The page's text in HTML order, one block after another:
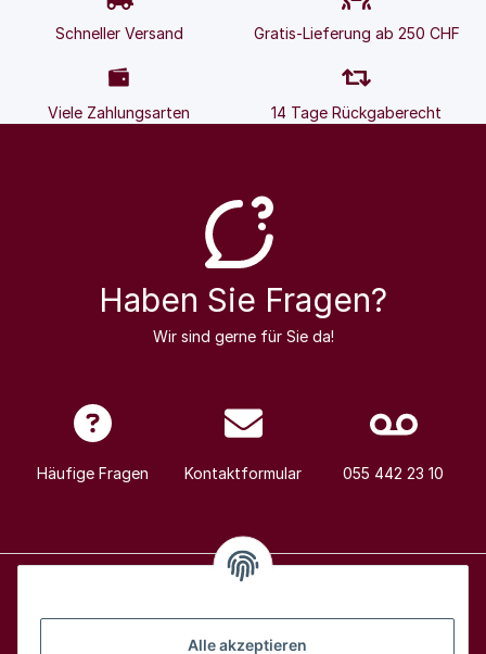
Alle akzeptieren
Schneller Versand Gratis-Lieferung ab 250 CHF
Viele Zahlungsarten 14 Tage Rückgaberecht
Haben Sie Fragen?
Wir sind gerne für Sie da!
Häufige Fragen Kontaktformular 055 442 23 10